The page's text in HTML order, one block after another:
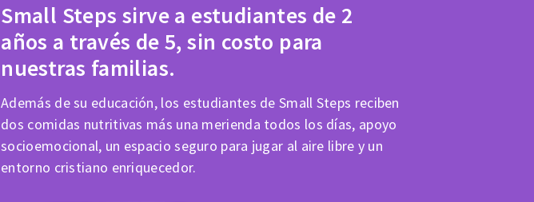
Small Steps sirve a estudiantes de 2
años a través de 5, sin costo para
nuestras familias.
Además de su educación, los estudiantes de Small Steps reciben
dos comidas nutritivas más una merienda todos los días, apoyo
socioemocional, un espacio seguro para jugar al aire libre y un
entorno cristiano enriquecedor.